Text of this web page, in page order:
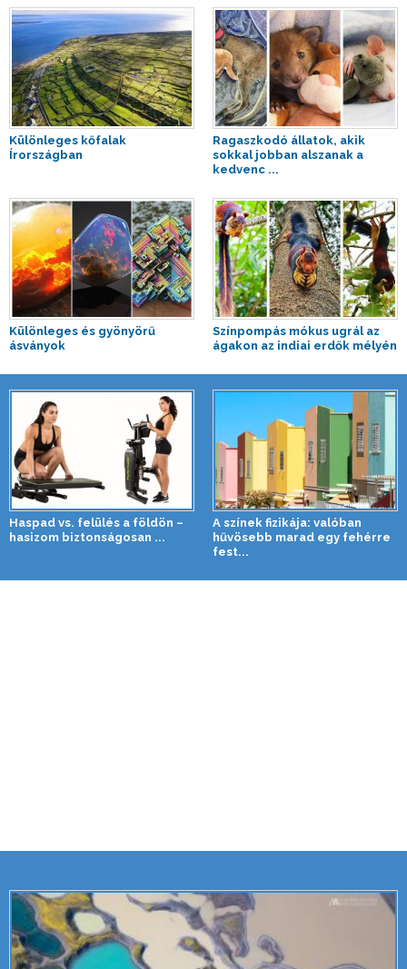
Különleges kőfalak
Írországban
Ragaszkodó állatok, akik
sokkal jobban alszanak a
kedvenc ...
Különleges és gyönyörű
ásványok
Színpompás mókus ugrál az
ágakon az indiai erdők mélyén
Haspad vs. felülés a földön –
hasizom biztonságosan ...
A színek fizikája: valóban
hűvösebb marad egy fehérre
fest...